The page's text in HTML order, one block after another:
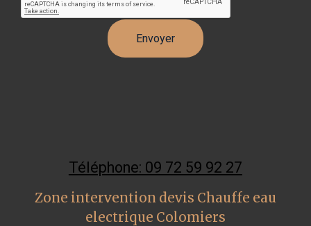
Téléphone: 09 72 59 92 27
Zone intervention devis Chauffe eau
electrique Colomiers